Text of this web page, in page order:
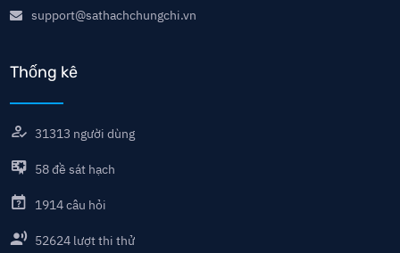
support@sathachchungchi.vn
Thống kê
31313 người dùng
58đề sát hạch
1914câu hỏi
52624lượt thi thử